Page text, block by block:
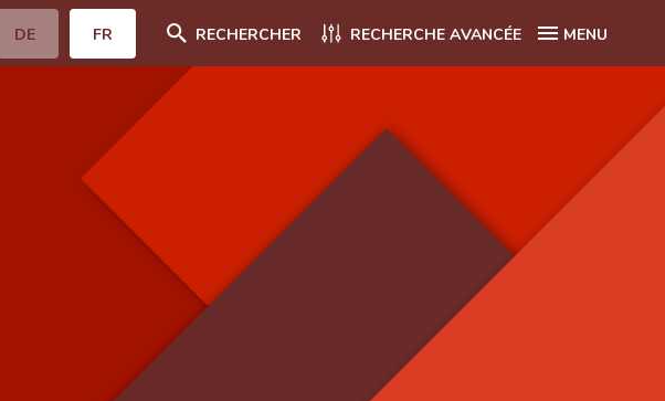
DE FR RECHERCHER RECHERCHE AVANCÉE MENU